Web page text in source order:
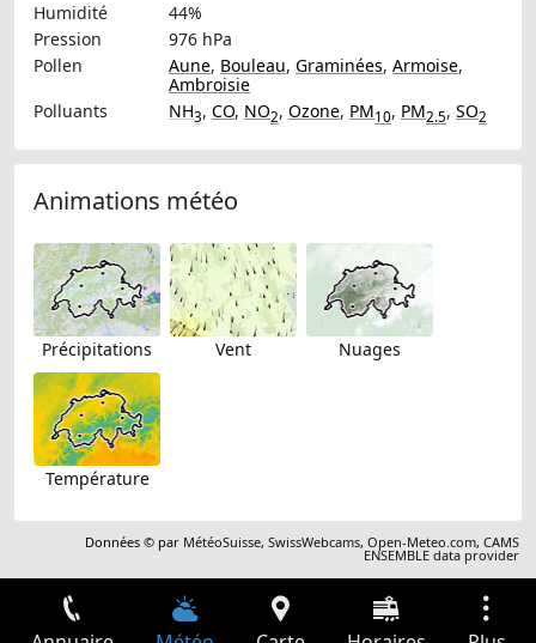
Humidité
44%
Pression
976 hPa
Pollen
Aune, Bouleau, Graminées, Armoise,
Ambroisie
Polluants
NH3, CO, NO2, Ozone, PM10, PM2.5, SO2
Animations météo
Précipitations Vent Nuages
Température
Données © par MétéoSuisse,SwissWebcams,Open-Meteo.com,CAMS
ENSEMBLE data provider